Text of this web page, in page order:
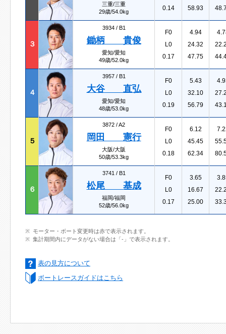
三重/三重
29歳/54.0kg
0.14
58.93
３
3934 / B1
鋤柄 貴俊
愛知/愛知
49歳/52.0kg
F0
L0
0.17
4.94
24.32
47.75
４
3957 / B1
大谷 直弘
愛知/愛知
48歳/53.0kg
F0
L0
0.19
5.43
32.10
56.79
５
3872 /A2
岡田 憲行
大阪/大阪
50歳/53.3kg
F0
L0
0.18
6.12
45.45
62.34
６
3741 / B1
松尾 基成
福岡/福岡
52歳/56.0kg
F0
L0
0.17
3.65
16.67
25.00
モーター・ボート変更時は赤で表示されます。
集計期間内にデータがない場合は「-」で表示されます。
表の見方について
ボートレースガイドはこちら